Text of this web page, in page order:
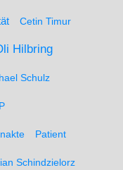
Cetin Timur
Hilbring
Schulz
Patient
Schindzielorz